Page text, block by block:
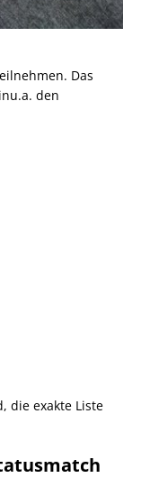
Das
den
die exakte Liste